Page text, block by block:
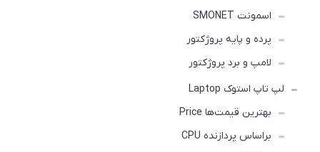
اسمونت SMONET
پرده و پایه پروژکتور
لامپ و برد پروژکتور
لپ تاپ استوک Laptop
بهترین قیمت‌ها Price
براساس پردازنده CPU